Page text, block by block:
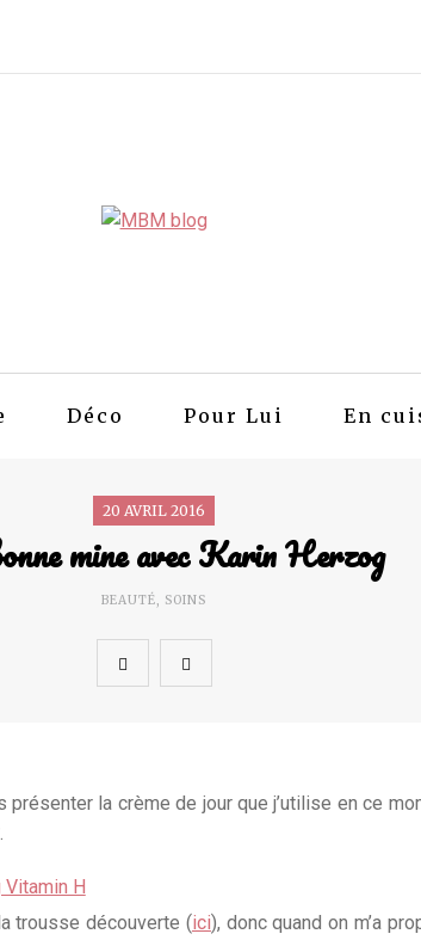
Déco Pour Lui En
20 AVRIL 2016
mine avec Karin Herzog
BEAUTÉ, SOINS
la crème de jour que j’utilise en ce
trousse découverte (ici), donc quand on m’a